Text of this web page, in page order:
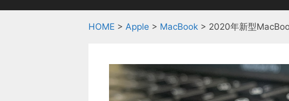
ッ
HOME > Apple > MacBook > 2020年新型